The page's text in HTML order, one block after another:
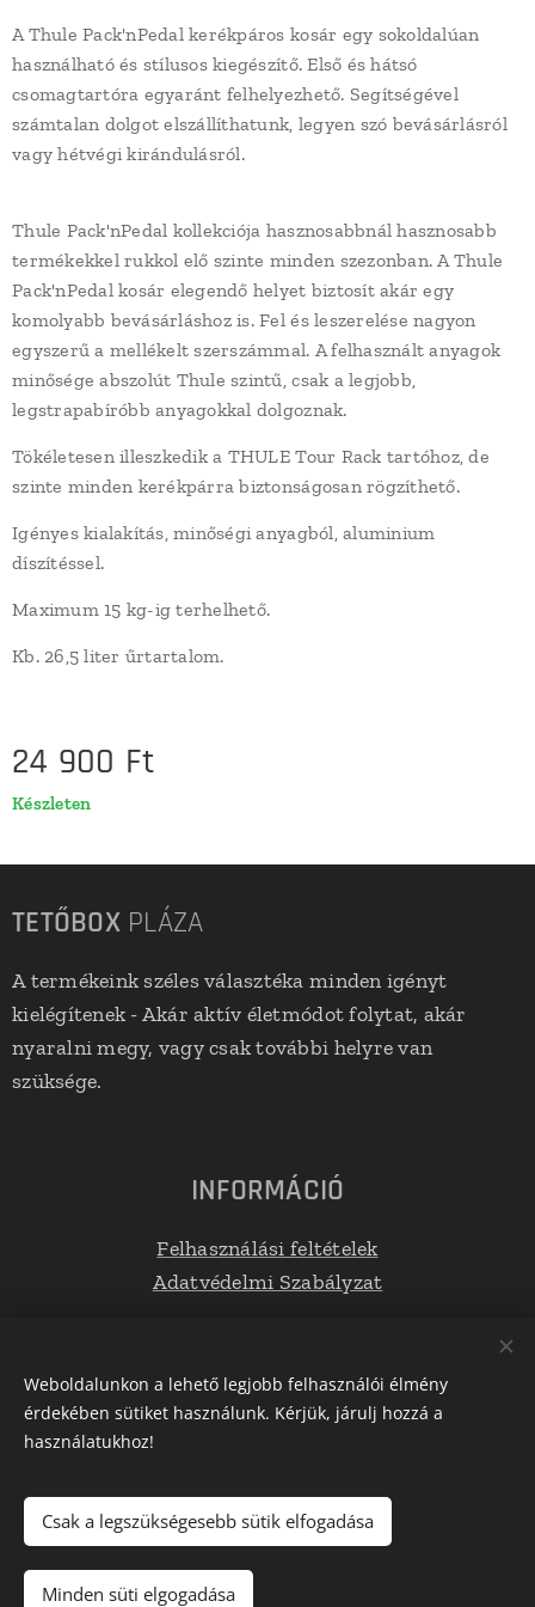
A Thule Pack'nPedal kerékpáros kosár egy sokoldalúan
használható és stílusos kiegészítő. Első és hátsó
csomagtartóra egyaránt felhelyezhető. Segítségével
számtalan dolgot elszállíthatunk, legyen szó bevásárlásról
vagy hétvégi kirándulásról.
Thule Pack'nPedal kollekciója hasznosabbnál hasznosabb
termékekkel rukkol elő szinte minden szezonban. A Thule
Pack'nPedal kosár elegendő helyet biztosít akár egy
komolyabb bevásárláshoz is. Fel és leszerelése nagyon
egyszerű a mellékelt szerszámmal. A felhasznált anyagok
minősége abszolút Thule szintű, csak a legjobb,
legstrapabíróbb anyagokkal dolgoznak.
Tökéletesen illeszkedik a THULE Tour Rack tartóhoz, de
szinte minden kerékpárra biztonságosan rögzíthető.
Igényes kialakítás, minőségi anyagból, aluminium
díszítéssel.
Maximum 15 kg-ig terhelhető.
Kb. 26,5 liter űrtartalom.
24 900 Ft
Készleten
TETŐBOX PLÁZA
A termékeink széles választéka minden igényt
kielégítenek - Akár aktív életmódot folytat, akár
nyaralni megy, vagy csak további helyre van
szüksége.
INFORMÁCIÓ
Felhasználási feltételek
Adatvédelmi Szabályzat
Elérhetőségek
Az oldalt aWebnode
Weboldalunkon a lehető legjobb felhasználói élmény
érdekében sütiket használunk. Kérjük, járulj hozzá a
használatukhoz!
Csak a legszükségesebb sütik elfogadása
Minden süti elgogadása